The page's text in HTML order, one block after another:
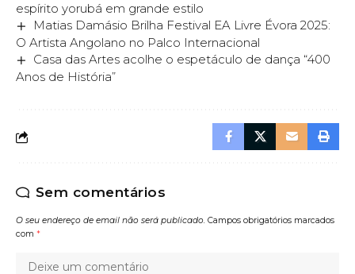
espírito yorubá em grande estilo
Matias Damásio Brilha Festival EA Livre Évora 2025:
O Artista Angolano no Palco Internacional
Casa das Artes acolhe o espetáculo de dança “400
Anos de História”
Sem comentários
O seu endereço de email não será publicado. Campos obrigatórios marcados
com *